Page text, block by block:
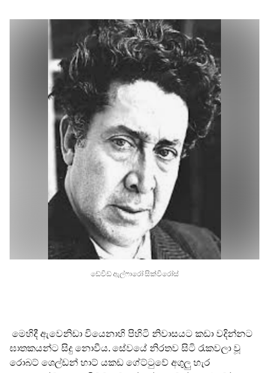
ඩේවිඩ් ඇල්ෆාරෝ සික්විරෝස්
මෙහිදී ඇවෙනිඩා වියෙනාහි පිහිටි නිවාසයට කඩා වදින්නට
ඝාතකයන්ට සිදු නොවීය. සේවයේ නිරතව සිටි රැකවලා වූ
රොබට් ශෙල්ඩන් හාට් යකඩ ගේට්ටුවේ අගුලු හැර